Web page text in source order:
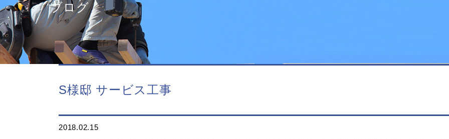
ブログ
S様邸 サービス工事
2018.02.15